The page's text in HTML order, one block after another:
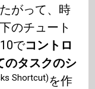
がって、時
のチュート
でコントロ
のタスクのシ
Shortcut)を作